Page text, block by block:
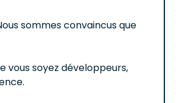
sommes convaincus que
vous soyez développeurs,